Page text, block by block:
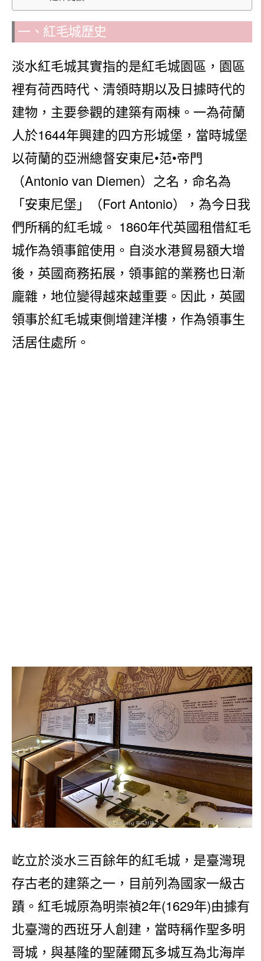
一、紅毛城歷史
淡水紅毛城其實指的是紅毛城園區，園區
裡有荷西時代、清領時期以及日據時代的
建物，主要參觀的建築有兩棟。一為荷蘭
人於1644年興建的四方形城堡，當時城堡
以荷蘭的亞洲總督安東尼•范•帝門
（Antonio van Diemen）之名，命名為
「安東尼堡」（Fort Antonio），為今日我
們所稱的紅毛城。 1860年代英國租借紅毛
城作為領事館使用。自淡水港貿易額大增
後，英國商務拓展，領事館的業務也日漸
龐雜，地位變得越來越重要。因此，英國
領事於紅毛城東側增建洋樓，作為領事生
活居住處所。
屹立於淡水三百餘年的紅毛城，是臺灣現
存古老的建築之一，目前列為國家一級古
蹟。紅毛城原為明崇禎2年(1629年)由據有
北臺灣的西班牙人創建，當時稱作聖多明
哥城，與基隆的聖薩爾瓦多城互為北海岸